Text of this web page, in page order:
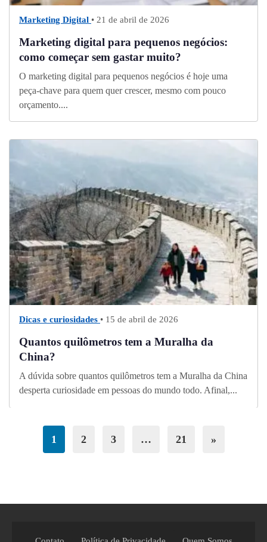
Marketing Digital • 21 de abril de 2026
Marketing digital para pequenos negócios:
como começar sem gastar muito?
O marketing digital para pequenos negócios é hoje uma
peça-chave para quem quer crescer, mesmo com pouco
orçamento....
Dicas e curiosidades • 15 de abril de 2026
Quantos quilômetros tem a Muralha da
China?
A dúvida sobre quantos quilômetros tem a Muralha da China
desperta curiosidade em pessoas do mundo todo. Afinal,...
1 2 3 … 21 »